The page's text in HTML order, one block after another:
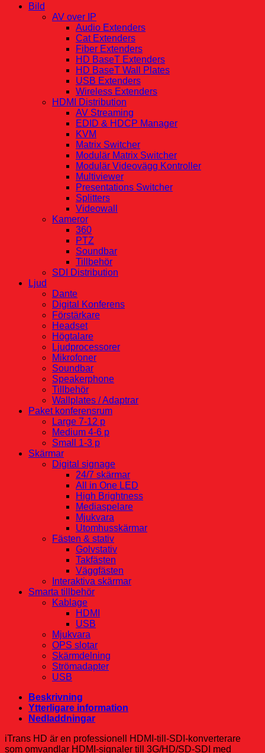
Bild
AV over IP
Audio Extenders
Cat Extenders
Fiber Extenders
HD BaseT Extenders
HD BaseT Wall Plates
USB Extenders
Wireless Extenders
HDMI Distribution
AV Streaming
EDID & HDCP Manager
KVM
Matrix Switcher
Modulär Matrix Switcher
Modulär Videovägg Kontroller
Multiviewer
Presentations Switcher
Splitters
Videowall
Kameror
360
PTZ
Soundbar
Tillbehör
SDI Distribution
Ljud
Dante
Digital Konferens
Förstärkare
Headset
Högtalare
Ljudprocessorer
Mikrofoner
Soundbar
Speakerphone
Tillbehör
Wallplates / Adaptrar
Paket konferensrum
Large 7-12 p
Medium 4-6 p
Small 1-3 p
Skärmar
Digital signage
24/7 skärmar
All in One LED
High Brightness
Mediaspelare
Mjukvara
Utomhusskärmar
Fästen & stativ
Golvstativ
Takfästen
Väggfästen
Interaktiva skärmar
Smarta tillbehör
Kablage
HDMI
USB
Mjukvara
OPS slotar
Skärmdelning
Strömadapter
USB
Beskrivning
Ytterligare information
Nedladdningar
iTrans HD är en professionell HDMI-till-SDI-konverterare
som omvandlar HDMI-signaler till 3G/HD/SD-SDI med